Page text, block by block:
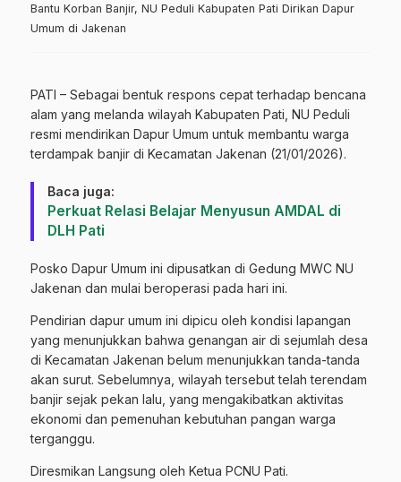
Bantu Korban Banjir, NU Peduli Kabupaten Pati Dirikan Dapur
Umum di Jakenan
PATI – Sebagai bentuk respons cepat terhadap bencana
alam yang melanda wilayah Kabupaten Pati, NU Peduli
resmi mendirikan Dapur Umum untuk membantu warga
terdampak banjir di Kecamatan Jakenan (21/01/2026).
Baca juga:
Perkuat Relasi Belajar Menyusun AMDAL di
DLH Pati
Posko Dapur Umum ini dipusatkan di Gedung MWC NU
Jakenan dan mulai beroperasi pada hari ini.
Pendirian dapur umum ini dipicu oleh kondisi lapangan
yang menunjukkan bahwa genangan air di sejumlah desa
di Kecamatan Jakenan belum menunjukkan tanda-tanda
akan surut. Sebelumnya, wilayah tersebut telah terendam
banjir sejak pekan lalu, yang mengakibatkan aktivitas
ekonomi dan pemenuhan kebutuhan pangan warga
terganggu.
Diresmikan Langsung oleh Ketua PCNU Pati.